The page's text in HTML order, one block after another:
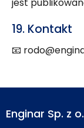
19. Kontakt
📧
Enginar Sp. z